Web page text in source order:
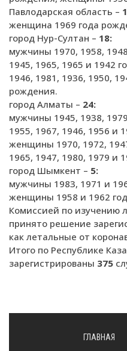
Павлодарская область –
женщина 1969 года
город Нур-Султан – 18:
мужчины 1970, 1958,
1945, 1965, 1965 и 1942
1946, 1981, 1936, 1950,
рождения.
город Алматы – 24:
мужчины 1945, 1938,
1955, 1967, 1946, 1956 и
женщины 1970, 1972,
1965, 1947, 1980, 1979 и
город Шымкент – 5:
мужчины 1983, 1971 и
женщины 1958 и 1962
Комиссией по изучению
принято решение
как летальные от
Итого по Республике
зарегистрированы 375
ГЛАВНАЯ